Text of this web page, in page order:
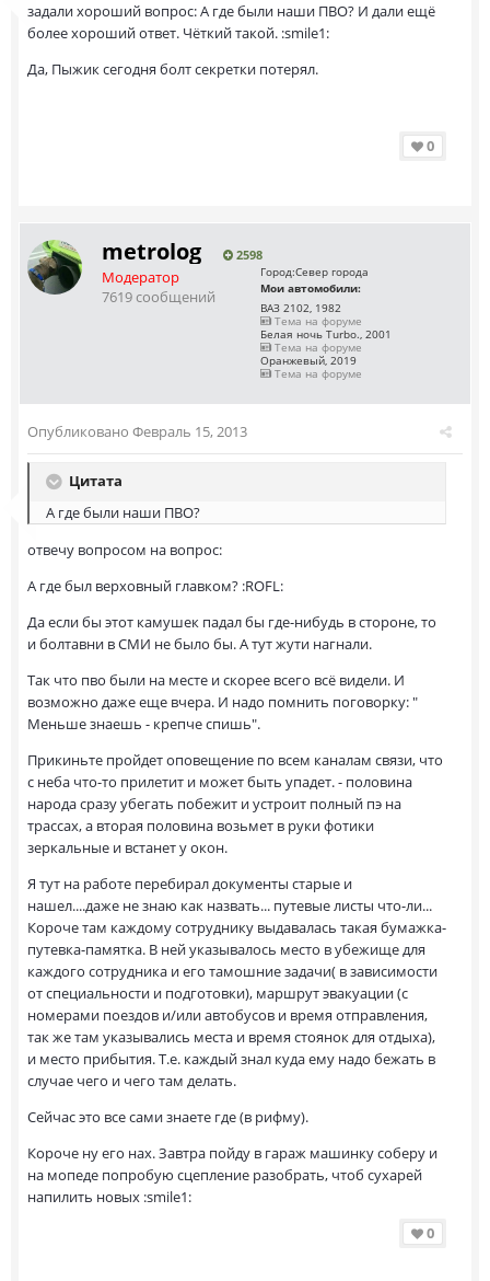
задали хороший вопрос: А где были наши ПВО? И дали ещё
более хороший ответ. Чёткий такой. :smile1:
Да, Пыжик сегодня болт секретки потерял.
0
metrolog 2598
Модератор
7619 сообщений
Город:Север города
Мои автомобили:
ВАЗ 2102, 1982
Тема на форуме
Белая ночь Turbo., 2001
Тема на форуме
Оранжевый, 2019
Тема на форуме
Опубликовано Февраль 15, 2013
Цитата
А где были наши ПВО?
отвечу вопросом на вопрос:
А где был верховный главком? :ROFL:
Да если бы этот камушек падал бы где-нибудь в стороне, то
и болтавни в СМИ не было бы. А тут жути нагнали.
Так что пво были на месте и скорее всего всё видели. И
возможно даже еще вчера. И надо помнить поговорку: "
Меньше знаешь - крепче спишь".
Прикиньте пройдет оповещение по всем каналам связи, что
с неба что-то прилетит и может быть упадет. - половина
народа сразу убегать побежит и устроит полный пэ на
трассах, а вторая половина возьмет в руки фотики
зеркальные и встанет у окон.
Я тут на работе перебирал документы старые и
нашел....даже не знаю как назвать... путевые листы что-ли...
Короче там каждому сотруднику выдавалась такая бумажка-
путевка-памятка. В ней указывалось место в убежище для
каждого сотрудника и его тамошние задачи( в зависимости
от специальности и подготовки), маршрут эвакуации (с
номерами поездов и/или автобусов и время отправления,
так же там указывались места и время стоянок для отдыха),
и место прибытия. Т.е. каждый знал куда ему надо бежать в
случае чего и чего там делать.
Сейчас это все сами знаете где (в рифму).
Короче ну его нах. Завтра пойду в гараж машинку соберу и
на мопеде попробую сцепление разобрать, чтоб сухарей
напилить новых :smile1:
0